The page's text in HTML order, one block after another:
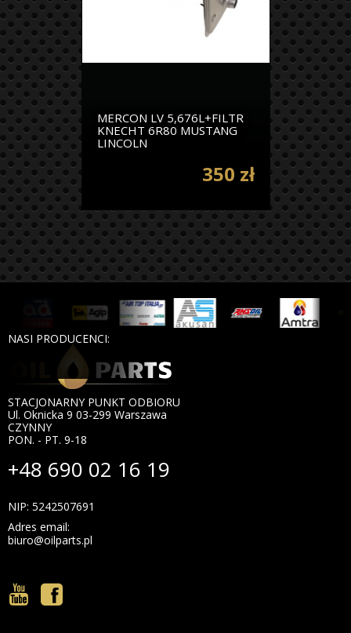
MERCON LV 5,676L+FILTR
KNECHT 6R80 MUSTANG
LINCOLN
350 zł
NASI PRODUCENCI:
STACJONARNY PUNKT ODBIORU
Ul. Oknicka 9 03-299 Warszawa
CZYNNY
PON. - PT. 9-18
+48 690 02 16 19
NIP: 5242507691
Adres email:
biuro@oilparts.pl